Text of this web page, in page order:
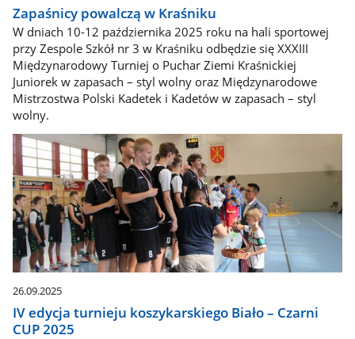
Zapaśnicy powalczą w Kraśniku
W dniach 10-12 października 2025 roku na hali sportowej
przy Zespole Szkół nr 3 w Kraśniku odbędzie się XXXIII
Międzynarodowy Turniej o Puchar Ziemi Kraśnickiej
Juniorek w zapasach – styl wolny oraz Międzynarodowe
Mistrzostwa Polski Kadetek i Kadetów w zapasach – styl
wolny.
26.09.2025
IV edycja turnieju koszykarskiego Biało – Czarni
CUP 2025